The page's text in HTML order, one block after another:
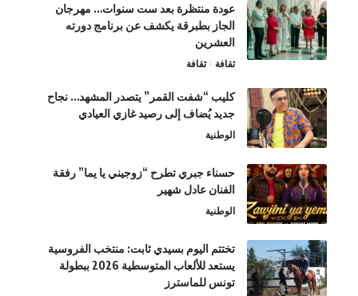
عودة منتظرة بعد ست سنوات… مهرجان
الجاز بطبرقة يكشف عن برنامج دورته
العشرين
ثقافة ثقافة
كليب “شفت القمر” يتصدر المشهد… نجاح
جديد يُضاف إلى رصيد غازي العيادي
الوطنية
حسناء جبري تطرح “زوجيني يا يما” رفقة
الفنان عادل شهير
الوطنية
تختتم اليوم بسيدي ثابت: منتخب الفروسية
يستعد للألعاب المتوسطية 2026 ببطولة
تونس للماسترز